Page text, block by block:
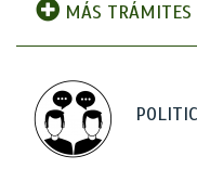
MÁS TRÁMITES